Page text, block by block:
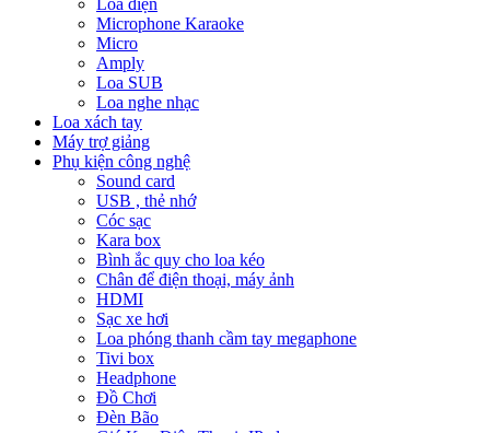
Loa điện
Microphone Karaoke
Micro
Amply
Loa SUB
Loa nghe nhạc
Loa xách tay
Máy trợ giảng
Phụ kiện công nghệ
Sound card
USB , thẻ nhớ
Cóc sạc
Kara box
Bình ắc quy cho loa kéo
Chân để điện thoại, máy ảnh
HDMI
Sạc xe hơi
Loa phóng thanh cầm tay megaphone
Tivi box
Headphone
Đồ Chơi
Đèn Bão